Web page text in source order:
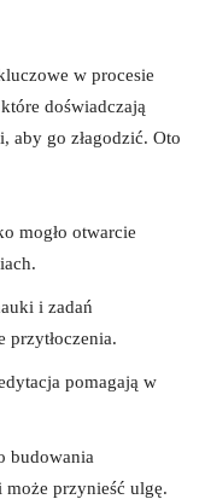
w procesie
doświadczają
aby go złagodzić. Oto
​mogło otwarcie
i zadań
​przytłoczenia.
pomagają ‌w
budowania
przynieść ​ulgę.